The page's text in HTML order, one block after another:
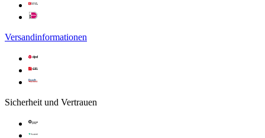
Versandinformationen
Sicherheit und Vertrauen